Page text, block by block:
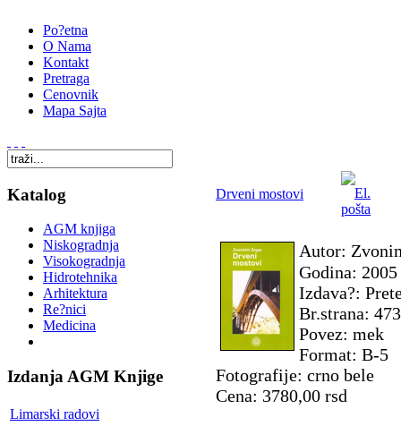
Po?etna
O Nama
Kontakt
Pretraga
Cenovnik
Mapa Sajta
Katalog
AGM knjiga
Niskogradnja
Visokogradnja
Hidrotehnika
Arhitektura
Re?nici
Medicina
Izdanja AGM Knjige
Limarski radovi
Drveni mostovi
Autor:
Godina: 2005
Izdava?:
Br.strana: 473
Povez: mek
Format: B-5
Fotografije: crno bele
Cena: 3780,00 rsd